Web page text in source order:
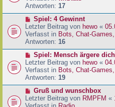
i
t
a
g
e
r
B
e
i
t
r
a
g
Antworten: 17
N
e
u
e
r
B
e
i
t
r
a
g
Spiel: 4 Gewinnt
Letzter Beitrag von hewo «
Verfasst in Bots, Chat-
Antworten: 16
N
e
u
e
r
B
e
Spiel: Mensch ärgere
Letzter Beitrag von hewo «
Verfasst in Bots, Chat-
Antworten: 19
N
e
u
Gruß und wunschbox
Letzter Beitrag von RMPFM «